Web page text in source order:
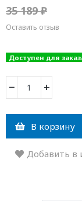
35 189 ₽
Оставить отзыв
Доступен для
− +
В корзину
Добавить в